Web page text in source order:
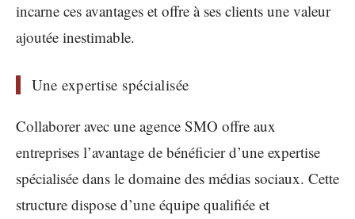
incarne ces avantages et offre à ses clients une valeur
ajoutée inestimable.
Une expertise spécialisée
Collaborer avec une agence SMO offre aux
entreprises l’avantage de bénéficier d’une expertise
spécialisée dans le domaine des médias sociaux. Cette
structure dispose d’une équipe qualifiée et